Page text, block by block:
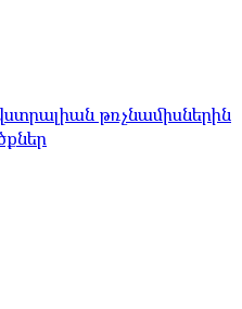
թռչնամիսներին